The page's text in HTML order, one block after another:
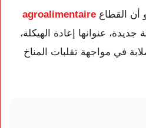
أن القطاع
عنوانها إعادة الهيكلة،
في مواجهة تقلبات المناخ